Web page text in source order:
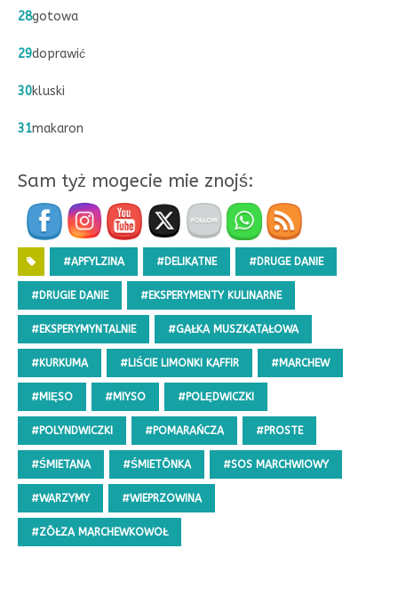
28gotowa
29doprawić
30kluski
31makaron
Sam tyż mogecie mie znojś:
#APFYLZINA #DELIKATNE #DRUGE DANIE
#DRUGIE DANIE #EKSPERYMENTY KULINARNE
#EKSPERYMYNTALNIE #GAŁKA MUSZKATAŁOWA
#KURKUMA #LIŚCIE LIMONKI KAFFIR #MARCHEW
#MIĘSO #MIYSO #POLĘDWICZKI
#POLYNDWICZKI #POMARAŃCZA #PROSTE
#ŚMIETANA #ŚMIETŌNKA #SOS MARCHWIOWY
#WARZYMY #WIEPRZOWINA
#ZŌŁZA MARCHEWKOWOŁ